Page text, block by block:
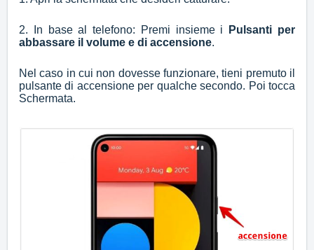
2. In base al telefono: Premi insieme i
Pulsanti per
abbassare il volume e di accensione.
Nel caso in cui non dovesse funzionare, tieni premuto il
pulsante di accensione per qualche secondo. Poi tocca
Schermata.